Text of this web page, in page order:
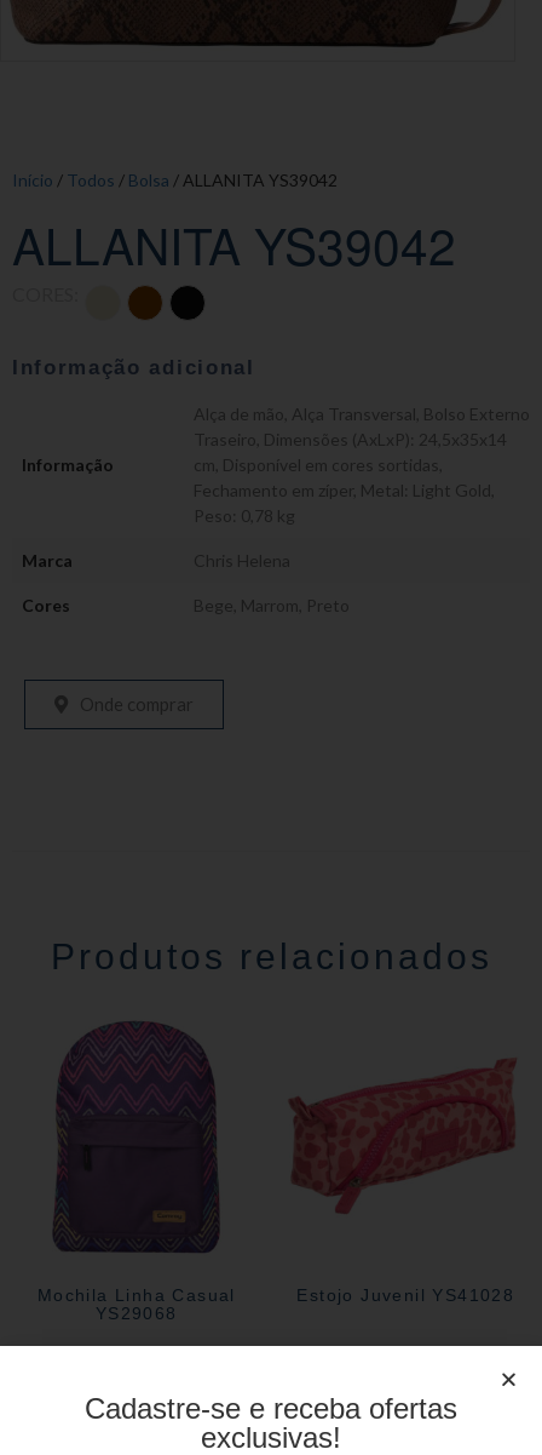
Início / Todos / Bolsa / ALLANITA YS39042
ALLANITA YS39042
Informação adicional
Informação
Alça de mão Alça Transversal Bolso Externo
Traseiro Dimensões (AxLxP): 24,5x35x14
cm Disponível em cores sortidas
Fechamento em zíper Metal: Light Gold
Peso: 0,78 kg
Marca Chris Helena
Cores Bege Marrom Preto
Onde comprar
Produtos relacionados
Mochila Linha Casual
YS29068
Estojo Juvenil YS41028
Cadastre-se e receba ofertas
exclusivas!